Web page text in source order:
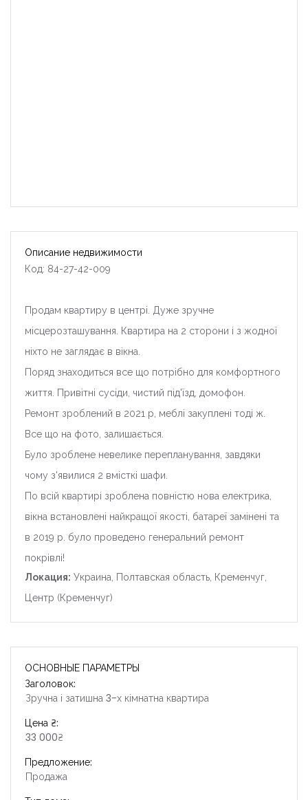
Описание недвижимости
Код: 84-27-42-009
Продам квартиру в центрі. Дуже зручне
місцерозташування. Квартира на 2 сторони і з жодної
ніхто не заглядає в вікна.
Поряд знаходиться все що потрібно для комфортного
життя. Привітні сусіди, чистий під'їзд, домофон.
Ремонт зроблений в 2021 р, меблі закуплені тоді ж.
Все що на фото, залишається.
Було зроблене невелике перепланування, завдяки
чому з'явилися 2 вмісткі шафи.
По всій квартирі зроблена повністю нова електрика,
вікна встановлені найкращої якості, батареї замінені та
в 2019 р. було проведено генеральний ремонт
покрівлі!
Локация: Украина, Полтавская область, Кременчуг,
Центр (Кременчуг)
ОСНОВНЫЕ ПАРАМЕТРЫ
Заголовок:
Зручна і затишна 3-х кімнатна квартира
Цена ₴:
33 000₴
Предложение:
Продажа